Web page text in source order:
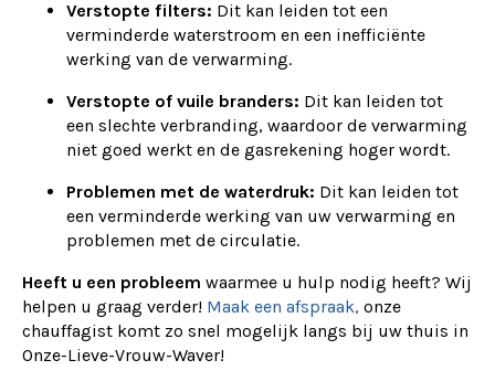
Verstopte filters: Dit kan leiden tot een
verminderde waterstroom en een inefficiënte
werking van de verwarming.
Verstopte of vuile branders: Dit kan leiden tot
een slechte verbranding, waardoor de verwarming
niet goed werkt en de gasrekening hoger wordt.
Problemen met de waterdruk: Dit kan leiden tot
een verminderde werking van uw verwarming en
problemen met de circulatie.
Heeft u een probleem waarmee u hulp nodig heeft? Wij
helpen u graag verder! Maak een afspraak, onze
chauffagist komt zo snel mogelijk langs bij uw thuis in
Onze-Lieve-Vrouw-Waver!